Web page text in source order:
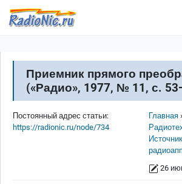
Перейти к основному содержанию
Приемник прямого
(«Радио», 1977, № 11, с.
Главная
26
Постоянный адрес статьи:
https://radionic.ru/node/734